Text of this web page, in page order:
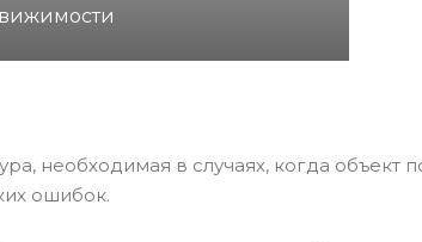
необходимая в случаях, когда объект
ошибок.